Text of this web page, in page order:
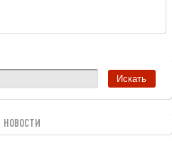
НОВОСТИ